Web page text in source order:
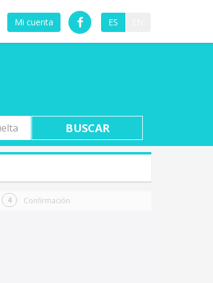
Mi cuenta ES
Confirmación